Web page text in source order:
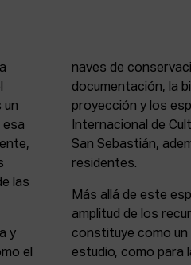
un
esa
las
y
el
naves de
documentación, la
proyección y los
Internacional de
San Sebastián,
residentes.
Más allá de este
amplitud de los
constituye como un
estudio, como para